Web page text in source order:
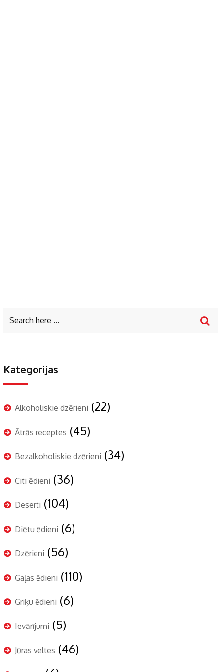
Kategorijas
Alkoholiskie dzērieni (22)
Ātrās receptes (45)
Bezalkoholiskie dzērieni (34)
Citi ēdieni (36)
Deserti (104)
Diētu ēdieni (6)
Dzērieni (56)
Gaļas ēdieni (110)
Griķu ēdieni (6)
Ievārījumi (5)
Jūras veltes (46)